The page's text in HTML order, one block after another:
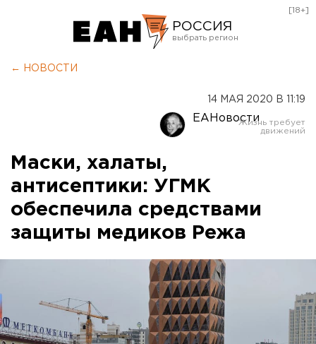
РОССИЯ
Оренбург
[18+]
← НОВОСТИ
14 МАЯ 2020 В 11:19
ЕАНовости
Маски, халаты,
антисептики: УГМК
обеспечила средствами
защиты медиков Режа